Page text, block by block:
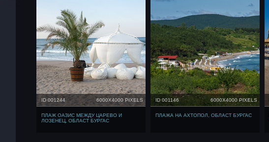
ID 001244 6000X4000 PIXELS
ПЛАЖ ОАЗИС МЕЖДУ ЦАРЕВО И
ЛОЗЕНЕЦ, ОБЛАСТ БУРГАС
ID 001146 6000X4000 PIXELS
ПЛАЖА НА АХТОПОЛ, ОБЛАСТ БУРГАС